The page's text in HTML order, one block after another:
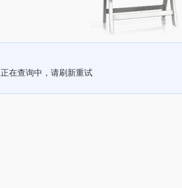
正在查询中，请刷新重试